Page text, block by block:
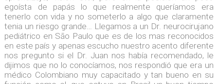
egoísta de papás lo que realmente queríamos era
tenerlo con vida y no someterlo a algo que claramente
tenia un riesgo grande… Llegamos a un Dr. neurocirujano
pediátrico en São Paulo que es de los mas reconocidos
en este país y apenas escucho nuestro acento diferente
nos pregunto si el Dr. Juan nos había recomendado, le
dijimos que no lo conocíamos, nos respondió que era un
médico Colombiano muy capacitado y tan bueno en su